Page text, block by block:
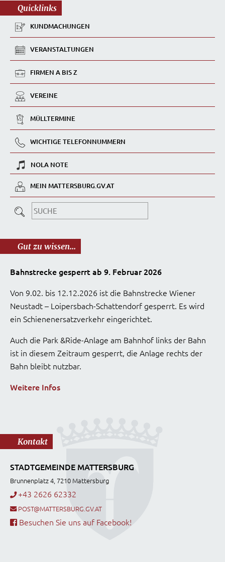
Quicklinks
KUNDMACHUNGEN
VERANSTALTUNGEN
FIRMEN A BIS Z
VEREINE
MÜLLTERMINE
WICHTIGE TELEFONNUMMERN
NOLA NOTE
MEIN MATTERSBURG.GV.AT
Gut zu wissen...
Bahnstrecke gesperrt ab 9. Februar 2026
Von 9.02. bis 12.12.2026 ist die Bahnstrecke Wiener
Neustadt – Loipersbach-Schattendorf gesperrt. Es wird
ein Schienenersatzverkehr eingerichtet.
Auch die Park &Ride-Anlage am Bahnhof links der Bahn
ist in diesem Zeitraum gesperrt, die Anlage rechts der
Bahn bleibt nutzbar.
Weitere Infos
Kontakt
STADTGEMEINDE MATTERSBURG
Brunnenplatz 4, 7210 Mattersburg
+43 2626 62332
POST@MATTERSBURG.GV.AT
Besuchen Sie uns auf Facebook!